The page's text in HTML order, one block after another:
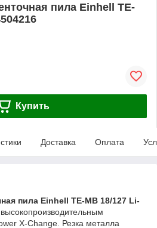
пила Einhell TE-
Купить
Доставка Оплата
пила Einhell TE-MB 18/127 Li-
X-Change. Резка металла